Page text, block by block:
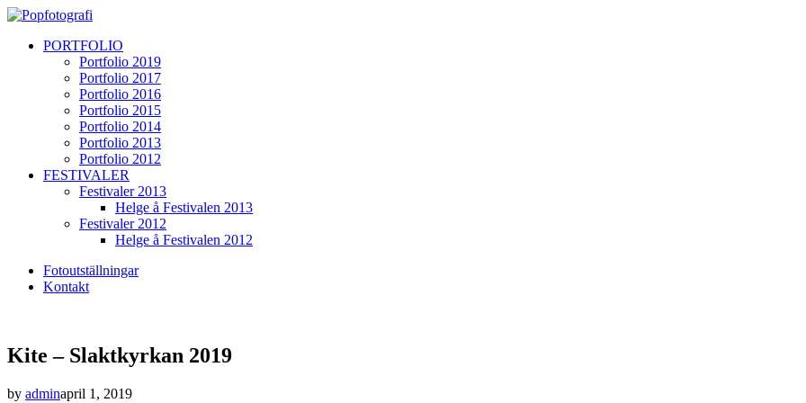
PORTFOLIO
Portfolio 2019
Portfolio 2017
Portfolio 2016
Portfolio 2015
Portfolio 2014
Portfolio 2013
Portfolio 2012
FESTIVALER
Festivaler 2013
Helge å Festivalen 2013
Festivaler 2012
Helge å Festivalen 2012
Fotoutställningar
Kontakt
Kite – Slaktkyrkan 2019
by adminapril 1, 2019